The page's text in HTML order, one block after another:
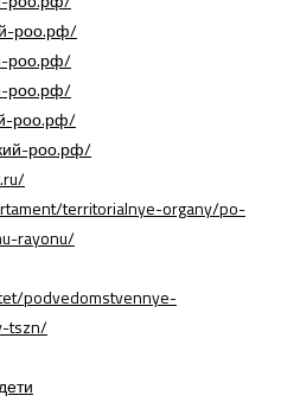
роо.рф/
роо.рф/
роо.рф/
роо.рф/
роо.рф/
territorialnye-organy/po-
rayonu/
podvedomstvennye-
tszn/